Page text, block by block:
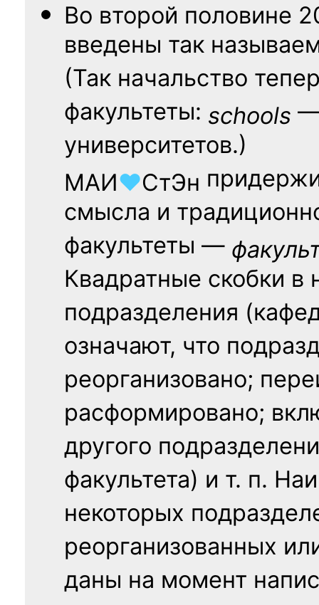
Во второй половине
введены так
(Так начальство
факультеты: schools —
университетов.)
МАИ♥СтЭн
смысла и
факультеты —
Квадратные скобки в
подразделения
означают, что
реорганизовано;
расформировано;
другого
факультета) и т. п.
некоторых
реорганизованных
даны на момент